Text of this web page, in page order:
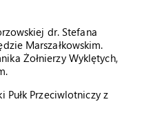
dr. Stefana
Marszałkowskim.
Żołnierzy Wyklętych,
Pułk Przeciwlotniczy z